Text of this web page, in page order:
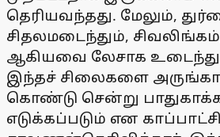
தெரியவந்தது. மேலும்,
சிதலமடைந்தும்,
ஆகியவை லேசாக
இந்தச் சிலைகளை
கொண்டு சென்று
எடுக்கப்படும் என